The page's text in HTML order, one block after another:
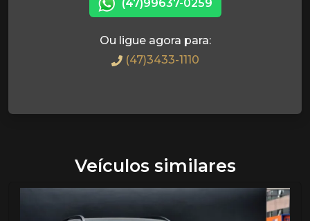
(47)99637-0259
Ou ligue agora para:
(47)3433-1110
Veículos similares